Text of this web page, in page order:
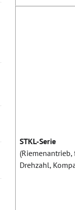
STKL-Serie
(Riemenantrieb,
Drehzahl,